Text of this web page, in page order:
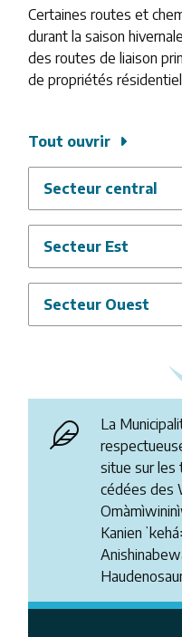
Certaines routes et
durant la saison
des routes de liaison
de propriétés
Tout ouvrir
Secteur central
Secteur Est
Secteur Ouest
La
situe sur les
cédées des